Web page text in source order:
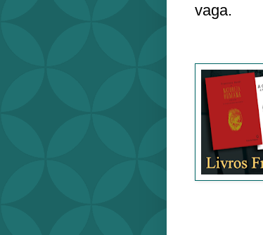
vaga.